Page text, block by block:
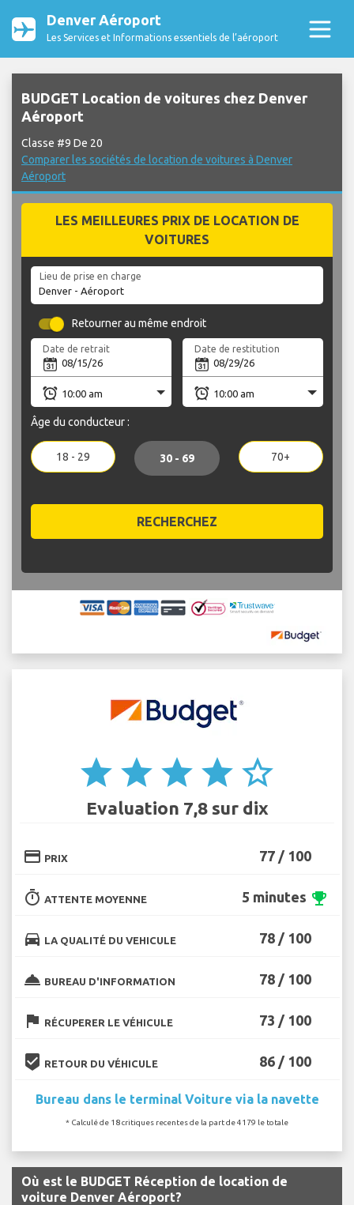
Denver Aéroport
Les Services et Informations essentiels de l’aéroport
BUDGET Location de voitures chez Denver
Aéroport
Classe #9 De 20
Comparer les sociétés de location de voitures à Denver
Aéroport
LES MEILLEURES PRIX DE LOCATION DE
VOITURES
Lieu de prise en charge
Retourner au même endroit
Date de retrait Date de restitution
Âge du conducteur :
18 - 29 30 - 69 70+
RECHERCHEZ
star star star star star_border
Evaluation 7,8 sur dix
credit_card PRIX 77 / 100
timer ATTENTE MOYENNE 5 minutes emoji_events
directions_car LA QUALITÉ DU VEHICULE 78 / 100
room_service BUREAU D'INFORMATION 78 / 100
flag RÉCUPERER LE VÉHICULE 73 / 100
beenhere RETOUR DU VÉHICULE 86 / 100
Bureau dans le terminal Voiture via la navette
* Calculé de 18 critiques recentes de la part de 4179 le totale
Où est le BUDGET Réception de location de
voiture Denver Aéroport?